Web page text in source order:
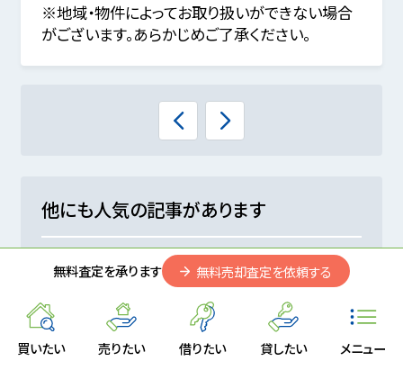
買いたい 売りたい 借りたい 貸したい メニュー
※地域・物件によってお取り扱いができない場合
がございます。あらかじめご了承ください。
他にも人気の記事があります
不動産売却後は譲渡所得の確定申告が必
要？必要書類や流れ、手続き不要な場合
相続した不動産を売却して相続税を納税する
には？
無料査定を承ります 無料売却査定を依頼する